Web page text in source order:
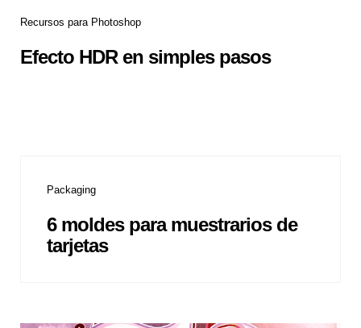
Recursos para Photoshop
Efecto HDR en simples pasos
Packaging
6 moldes para muestrarios de
tarjetas